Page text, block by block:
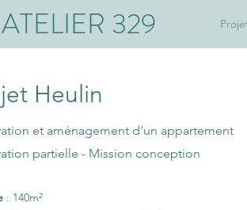
ATELIER 329
Heulin
et aménagement d'un appartement
partielle - Mission conception
: 140m²